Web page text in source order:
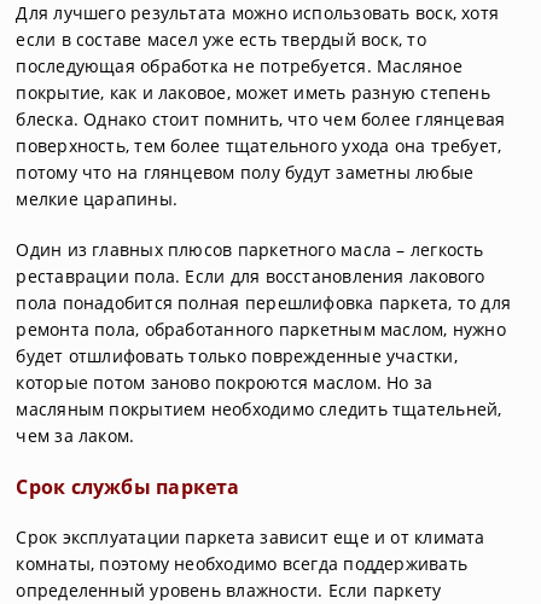
Для лучшего результата можно использовать воск, хотя
если в составе масел уже есть твердый воск, то
последующая обработка не потребуется. Масляное
покрытие, как и лаковое, может иметь разную степень
блеска. Однако стоит помнить, что чем более глянцевая
поверхность, тем более тщательного ухода она требует,
потому что на глянцевом полу будут заметны любые
мелкие царапины.
Один из главных плюсов паркетного масла – легкость
реставрации пола. Если для восстановления лакового
пола понадобится полная перешлифовка паркета, то для
ремонта пола, обработанного паркетным маслом, нужно
будет отшлифовать только поврежденные участки,
которые потом заново покроются маслом. Но за
масляным покрытием необходимо следить тщательней,
чем за лаком.
Срок службы паркета
Срок эксплуатации паркета зависит еще и от климата
комнаты, поэтому необходимо всегда поддерживать
определенный уровень влажности. Если паркету